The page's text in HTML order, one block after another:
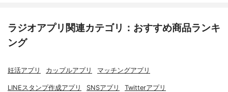
ラジオアプリ関連カテゴリ：おすすめ商品ランキ
ング
妊活アプリ カップルアプリ マッチングアプリ
LINEスタンプ作成アプリ SNSアプリ Twitterアプリ